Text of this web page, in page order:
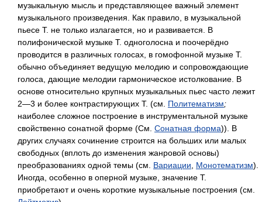
музыкальную мысль и представляющее важный элемент
музыкального произведения. Как правило, в музыкальной
пьесе Т. не только излагается, но и развивается. В
полифонической музыке Т. одноголосна и поочерёдно
проводится в различных голосах, в гомофонной музыке Т.
обычно объединяет ведущую мелодию и сопровождающие
голоса, дающие мелодии гармоническое истолкование. В
основе относительно крупных музыкальных пьес часто лежит
2—3 и более контрастирующих Т. (см. Политематизм;
наиболее сложное построение в инструментальной музыке
свойственно сонатной форме (См. Сонатная форма)). В
других случаях сочинение строится на больших или малых
свободных (вплоть до изменения жанровой основы)
преобразованиях одной темы (см. Вариации Монотематизм).
Иногда, особенно в оперной музыке, значение Т.
приобретают и очень короткие музыкальные построения (см.